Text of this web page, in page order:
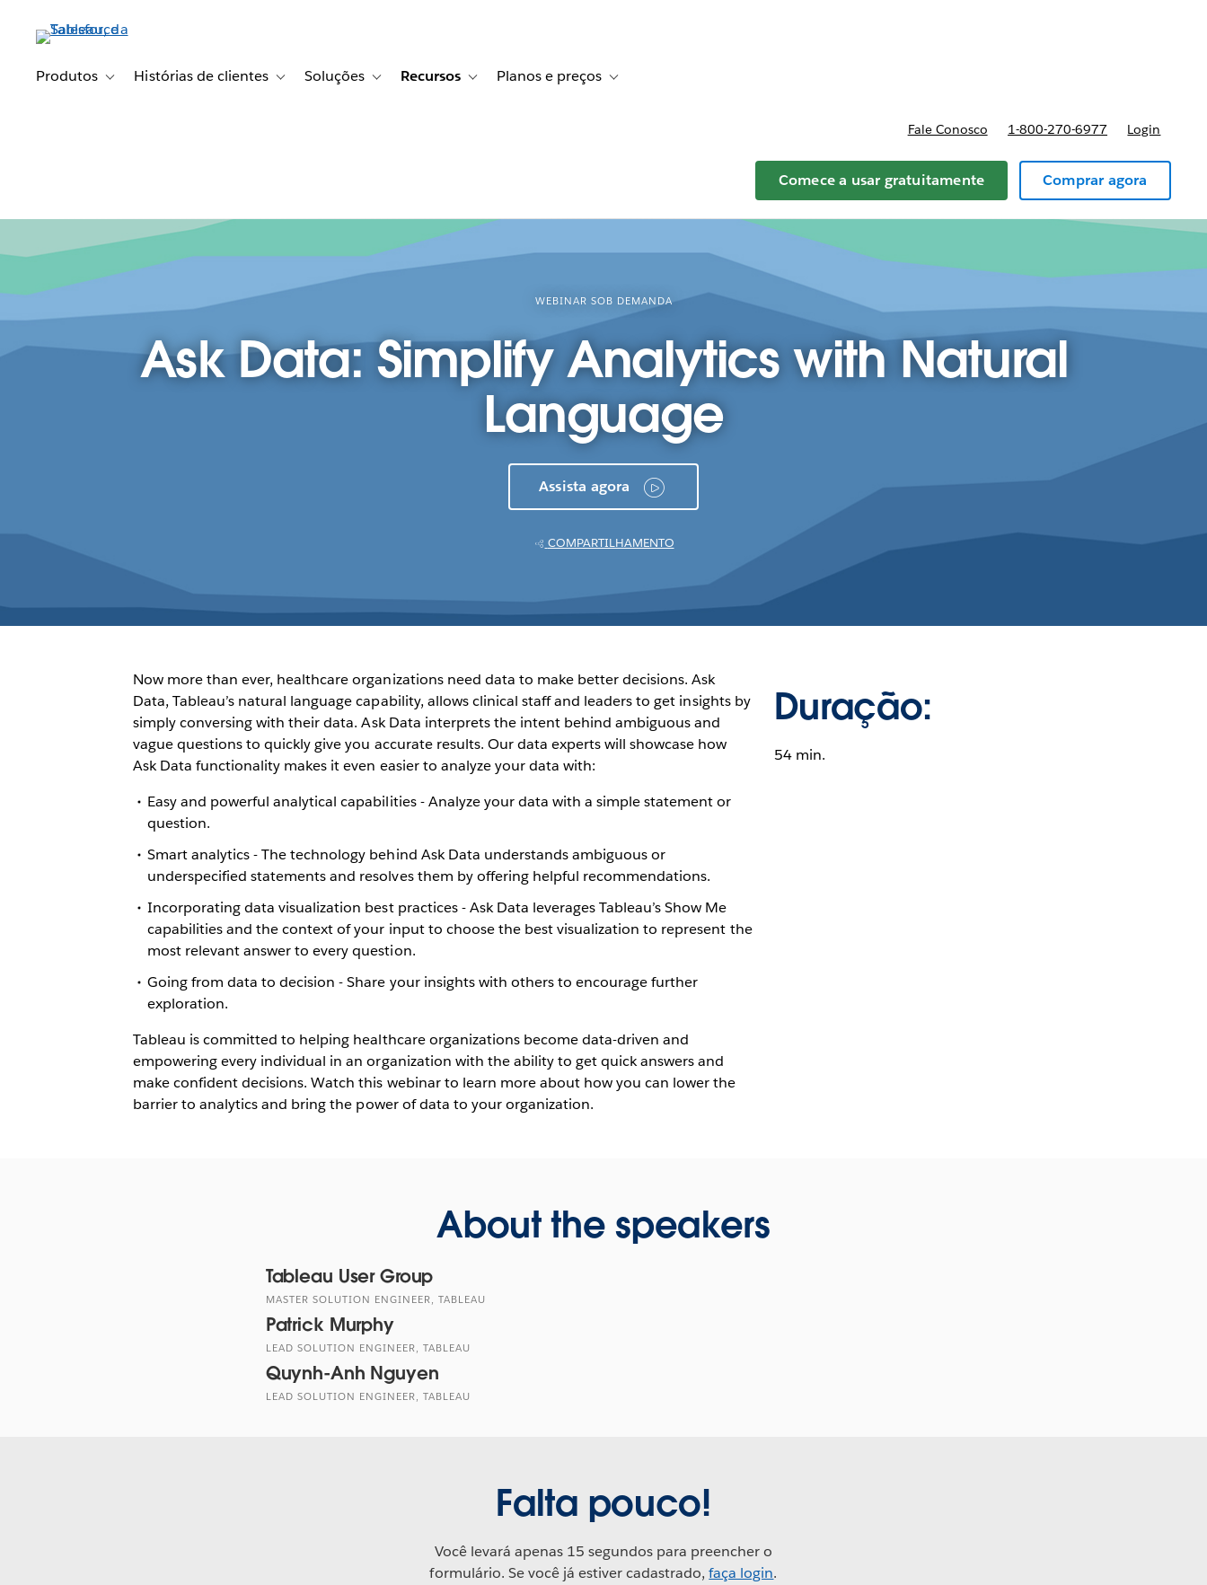
conteúdoProdutos Toggle sub-navigation for Produtos
Histórias de clientes Toggle sub-navigation for Histórias de clientes
Soluções Toggle sub-navigation for Soluções
Recursos Toggle sub-navigation for Recursos
Planos e preços Toggle sub-navigation for Planos e preços
Fale Conosco 1-800-270-6977 Login
Comece a usar gratuitamente Comprar agora
WEBINAR SOB DEMANDA
Ask Data: Simplify Analytics with Natural
Language
Assista agora
COMPARTILHAMENTO
Now more than ever, healthcare organizations need data to make better decisions. Ask
Data, Tableau’s natural language capability, allows clinical staff and leaders to get insights by
simply conversing with their data. Ask Data interprets the intent behind ambiguous and
vague questions to quickly give you accurate results. Our data experts will showcase how
Ask Data functionality makes it even easier to analyze your data with:
Easy and powerful analytical capabilities - Analyze your data with a simple statement or
question.
Smart analytics - The technology behind Ask Data understands ambiguous or
underspecified statements and resolves them by offering helpful recommendations.
Incorporating data visualization best practices - Ask Data leverages Tableau’s Show Me
capabilities and the context of your input to choose the best visualization to represent the
most relevant answer to every question.
Going from data to decision - Share your insights with others to encourage further
exploration.
Tableau is committed to helping healthcare organizations become data-driven and
empowering every individual in an organization with the ability to get quick answers and
make confident decisions. Watch this webinar to learn more about how you can lower the
barrier to analytics and bring the power of data to your organization.
Duração:
54 min.
About the speakers
Tableau User Group
MASTER SOLUTION ENGINEER, TABLEAU
Patrick Murphy
LEAD SOLUTION ENGINEER, TABLEAU
Quynh-Anh Nguyen
LEAD SOLUTION ENGINEER, TABLEAU
Falta pouco!
Você levará apenas 15 segundos para preencher o
formulário. Se você já estiver cadastrado,faça login.